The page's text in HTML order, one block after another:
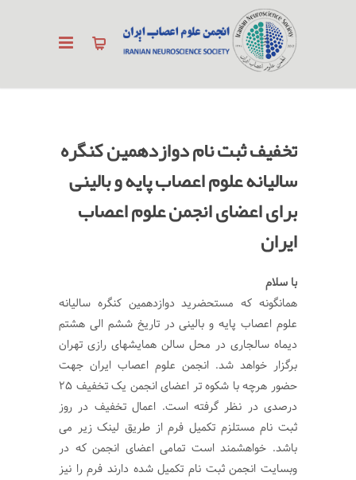
تخفیف ثبت نام دوازدهمین کنگره
سالیانه علوم اعصاب پایه و بالینی
برای اعضای انجمن علوم اعصاب
ایران
با سلام
همانگونه که مستحضرید دوازدهمین کنگره سالیانه
علوم اعصاب پایه و بالینی در تاریخ ششم الی هشتم
دیماه سالجاری در محل سالن همایشهای رازی تهران
برگزار خواهد شد. انجمن علوم اعصاب ایران جهت
حضور هرچه با شکوه تر اعضای انجمن یک تخفیف 25
درصدی در نظر گرفته است. اعمال تخفیف در روز
ثبت نام مستلزم تکمیل فرم از طریق لینک زیر می
باشد. خواهشمند است تمامی اعضای انجمن که در
وبسایت انجمن ثبت نام تکمیل شده دارند فرم را نیز